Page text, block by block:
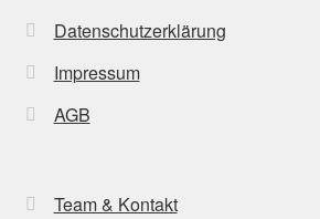
Datenschutzerklärung
Impressum
AGB
Team & Kontakt